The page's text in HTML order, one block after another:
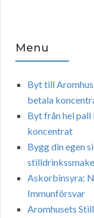
Menu
Byt till
betala
Byt från hel
koncentrat
Bygg din egen
Askorbinsyra:
Immunförsvar
Aromhusets